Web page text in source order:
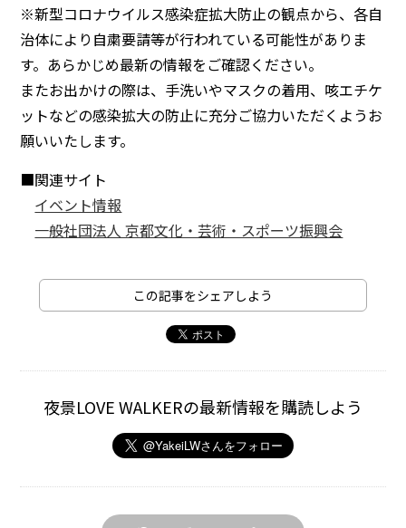
※新型コロナウイルス感染症拡大防止の観点から、各自
治体により自粛要請等が行われている可能性がありま
す。あらかじめ最新の情報をご確認ください。
またお出かけの際は、手洗いやマスクの着用、咳エチケ
ットなどの感染拡大の防止に充分ご協力いただくようお
願いいたします。
■関連サイト
イベント情報
一般社団法人 京都文化・芸術・スポーツ振興会
この記事をシェアしよう
夜景LOVE WALKERの最新情報を購読しよう